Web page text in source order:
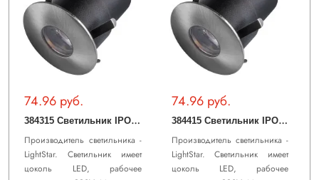
74.96 руб.
3
84315 Светильник IPOGEO LED 5W 280LM 35G НИКЕЛЬ 3000K IP65 (в комплекте)
Производитель светильника -
LightStar. Светильник имеет
цоколь LED, рабочее
74.96 руб.
3
84415 Светильник IPOGEO LED 5W 240LM 35G НИКЕЛЬ 4000K IP65 (в комплекте)
Производитель светильника -
LightStar. Светильник имеет
цоколь LED, рабочее